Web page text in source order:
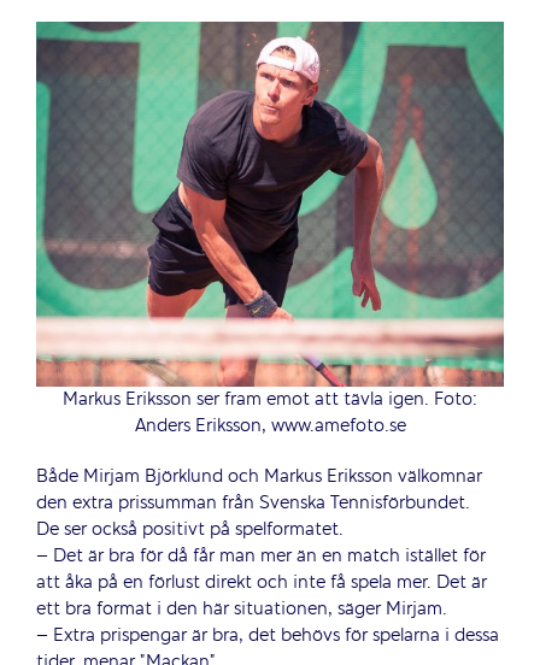
Markus Eriksson ser fram emot att tävla igen. Foto:
Anders Eriksson, www.amefoto.se
Både Mirjam Björklund och Markus Eriksson välkomnar
den extra prissumman från Svenska Tennisförbundet.
De ser också positivt på spelformatet.
– Det är bra för då får man mer än en match istället för
att åka på en förlust direkt och inte få spela mer. Det är
ett bra format i den här situationen, säger Mirjam.
– Extra prispengar är bra, det behövs för spelarna i dessa